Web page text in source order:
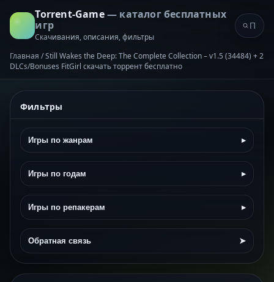
Torrent-Game— каталог бесплатных
игр
Скачивания, описания, фильтры
Главная /Still Wakes the Deep: The Complete Collection – v1.5 (34484) + 2
DLCs/Bonuses FitGirl скачать торрент бесплатно
Фильтры
Игры по жанрам ▸
Игры по годам ▸
Игры по репакерам ▸
Обратная связь ➤